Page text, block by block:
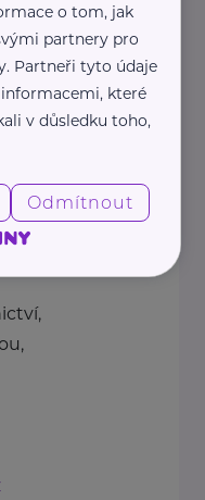
cz/
o tom, jak
partnery pro
Partneři tyto údaje
které
v důsledku toho,
Odmítnout